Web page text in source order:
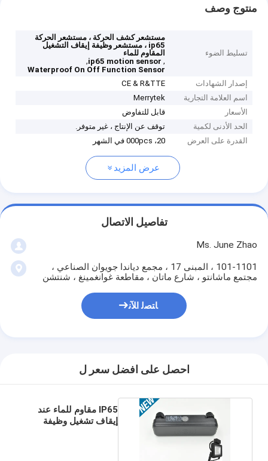
منتوج وصف
تسليط الضوء
مستشعر كشف الحركة ، مستشعر الحركة
ip65 ، مستشعر وظيفة إيقاف التشغيل
المقاوم للماء
,
ip65 motion sensor
,
Waterproof On Off Function Sensor
إصدار الشهادات
CE & R&TTE
اسم العلامة التجارية
Merrytek
الأسعار
قابل للتفاوض
الحد الأدنى لكمية
توقف عن الإنتاج ، غير متوفر.
القدرة على العرض
20، 000pcs في الشهر
عرض المزيد
تفاصيل الاتصال
Ms. June Zhao
101-1101 ، المبنى 17 ، مجمع دياندا جويوان الصناعي ،
مجتمع ماشانتو ، شارع ماتان ، مقاطعة غوانغمينغ ، شنتشن
ﺎﺘﺼﻟ ﺍﻶﻧ
احصل على افضل سعر ل
IP65 مقاوم للماء عند
إيقاف تشغيل وظيفة